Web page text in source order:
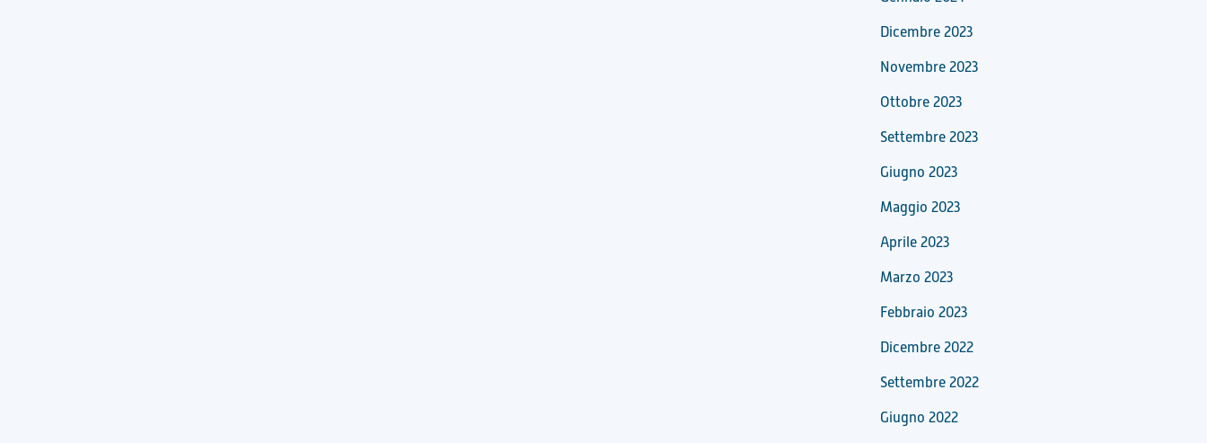
Dicembre 2023
Novembre 2023
Ottobre 2023
Settembre 2023
Giugno 2023
Maggio 2023
Aprile 2023
Marzo 2023
Febbraio 2023
Dicembre 2022
Settembre 2022
Giugno 2022